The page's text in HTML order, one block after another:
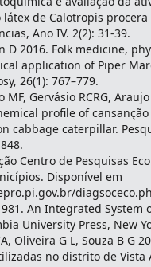
de Calotropis procera
Ano IV. 2(2): 31-39.
D 2016. Folk medicine,
application of Piper
26(1): 767–779.
MF, Gervásio RCRG,
profile of
cabbage caterpillar.
Centro de Pesquisas
Disponível em
An Integrated System
University Press, New
Oliveira G L, Souza B G
no distrito de Vista